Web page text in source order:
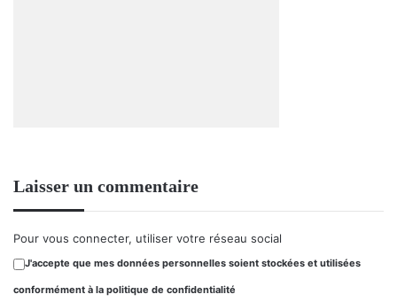
Laisser un commentaire
Pour vous connecter, utiliser votre réseau social
J'accepte que mes données personnelles soient stockées et utilisées
conformément à la politique de confidentialité